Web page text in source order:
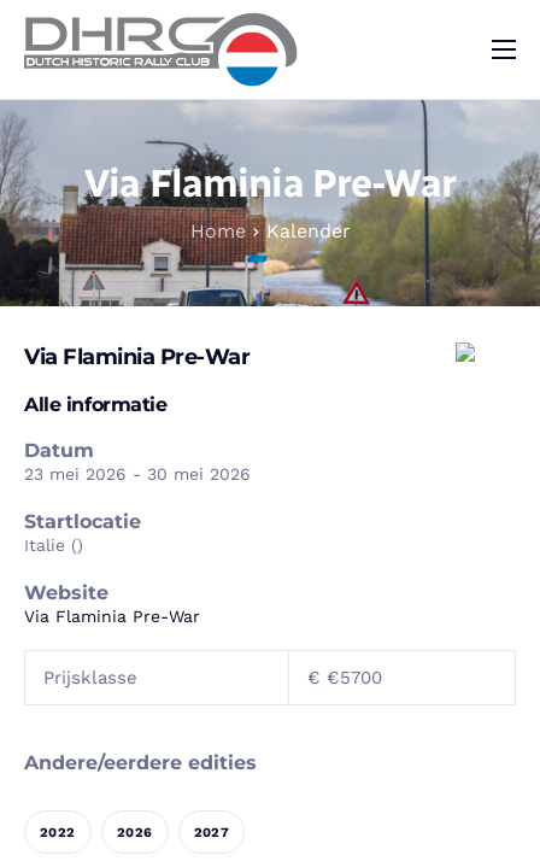
Kalender
Vraag & Aanbod
Nieuws
Contact
Via Flaminia Pre-War
Home Kalender
Via Flaminia Pre-War
Alle informatie
Datum
23 mei 2026 - 30 mei 2026
Startlocatie
Italie ()
Website
Via Flaminia Pre-War
Prijsklasse € €5700
Andere/eerdere edities
2022 2026 2027